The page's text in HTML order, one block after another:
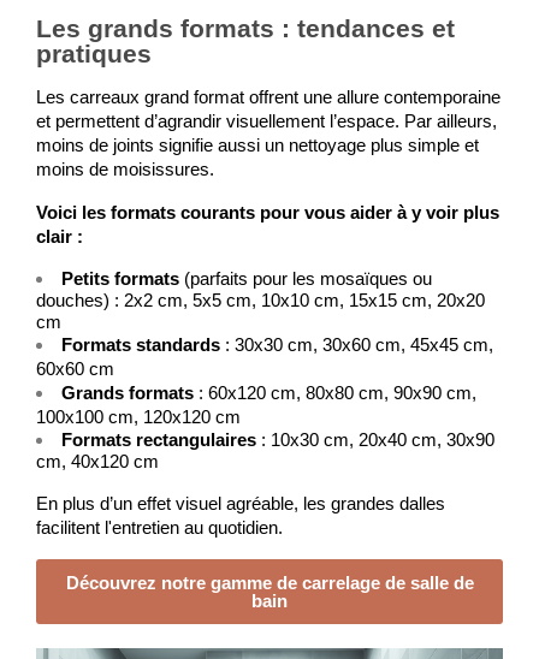
Les grands formats : tendances et
pratiques
Les carreaux grand format offrent une allure contemporaine
et permettent d’agrandir visuellement l’espace. Par ailleurs,
moins de joints signifie aussi un nettoyage plus simple et
moins de moisissures.
Voici les formats courants pour vous aider à y voir plus
clair :
Petits formats (parfaits pour les mosaïques ou
douches) : 2x2 cm, 5x5 cm, 10x10 cm, 15x15 cm, 20x20
cm
Formats standards : 30x30 cm, 30x60 cm, 45x45 cm,
60x60 cm
Grands formats : 60x120 cm, 80x80 cm, 90x90 cm,
100x100 cm, 120x120 cm
Formats rectangulaires : 10x30 cm, 20x40 cm, 30x90
cm, 40x120 cm
En plus d’un effet visuel agréable, les grandes dalles
facilitent l'entretien au quotidien.
Découvrez notre gamme de carrelage de salle de
bain